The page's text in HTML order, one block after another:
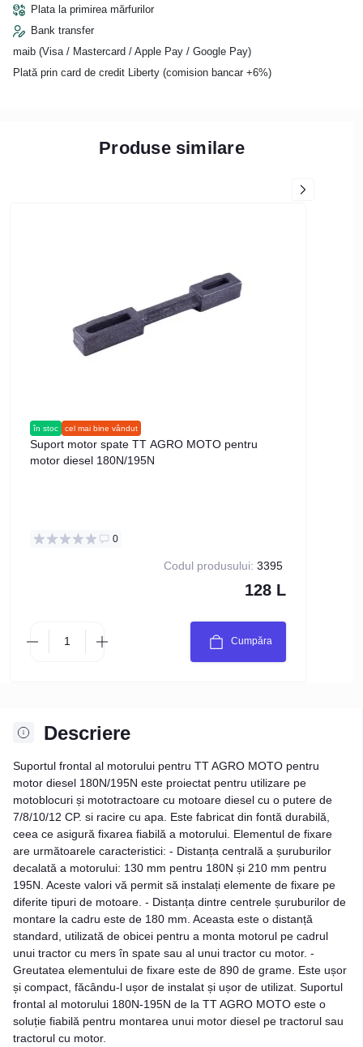
Plata la primirea mărfurilor
Bank transfer
maib (Visa / Mastercard / Apple Pay / Google Pay)
Plată prin card de credit Liberty (comision bancar +6%)
Produse similare
în stoc cel mai bine vândut
Suport motor spate TT AGRO MOTO pentru
motor diesel 180N/195N
0
Codul produsului: 3395
128 L
Cumpăra
Descriere
Suportul frontal al motorului pentru TT AGRO MOTO pentru
motor diesel 180N/195N este proiectat pentru utilizare pe
motoblocuri și mototractoare cu motoare diesel cu o putere de
7/8/10/12 CP. si racire cu apa. Este fabricat din fontă durabilă,
ceea ce asigură fixarea fiabilă a motorului. Elementul de fixare
are următoarele caracteristici: - Distanța centrală a șuruburilor
decalată a motorului: 130 mm pentru 180N și 210 mm pentru
195N. Aceste valori vă permit să instalați elemente de fixare pe
diferite tipuri de motoare. - Distanța dintre centrele șuruburilor de
montare la cadru este de 180 mm. Aceasta este o distanță
standard, utilizată de obicei pentru a monta motorul pe cadrul
unui tractor cu mers în spate sau al unui tractor cu motor. -
Greutatea elementului de fixare este de 890 de grame. Este ușor
și compact, făcându-l ușor de instalat și ușor de utilizat. Suportul
frontal al motorului 180N-195N de la TT AGRO MOTO este o
soluție fiabilă pentru montarea unui motor diesel pe tractorul sau
tractorul cu motor.